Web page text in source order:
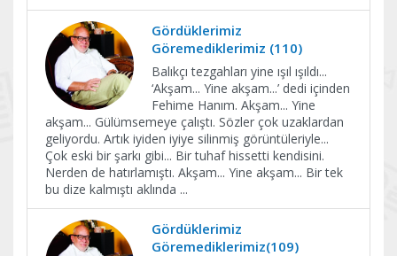
Gördüklerimiz
Göremediklerimiz (110)
Balıkçı tezgahları yine ışıl ışıldı...
‘Akşam... Yine akşam...’ dedi içinden
Fehime Hanım. Akşam... Yine
akşam... Gülümsemeye çalıştı. Sözler çok uzaklardan
geliyordu. Artık iyiden iyiye silinmiş görüntüleriyle...
Çok eski bir şarkı gibi... Bir tuhaf hissetti kendisini.
Nerden de hatırlamıştı. Akşam... Yine akşam... Bir tek
bu dize kalmıştı aklında ...
Gördüklerimiz
Göremediklerimiz(109)